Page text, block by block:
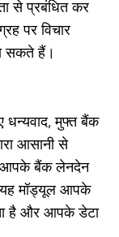
से प्रबंधित कर
पर विचार
सकते हैं।
मुफ्त बैंक
आसानी से
आपके बैंक लेनदेन
यह मॉड्यूल आपके
है और आपके डेटा